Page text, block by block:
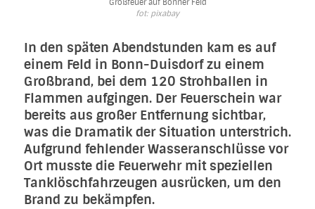
Großfeuer auf Bonner Feld
fot: pixabay
In den späten Abendstunden kam es auf
einem Feld in Bonn-Duisdorf zu einem
Großbrand, bei dem 120 Strohballen in
Flammen aufgingen. Der Feuerschein war
bereits aus großer Entfernung sichtbar,
was die Dramatik der Situation unterstrich.
Aufgrund fehlender Wasseranschlüsse vor
Ort musste die Feuerwehr mit speziellen
Tanklöschfahrzeugen ausrücken, um den
Brand zu bekämpfen.